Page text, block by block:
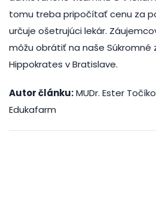
tomu treba pripočítať cenu za
určuje ošetrujúci lekár.
môžu obrátiť na naše
Hippokrates v Bratislave.
Autor článku:MUDr. Ester
Edukafarm